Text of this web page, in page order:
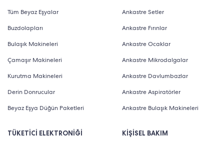
Tüm Beyaz Eşyalar
Buzdolapları
Bulaşık Makineleri
Çamaşır Makineleri
Kurutma Makineleri
Derin Donrucular
Beyaz Eşya Düğün Paketleri
TÜKETİCİ ELEKTRONİĞİ
Ankastre Setler
Ankastre Fırınlar
Ankastre Ocaklar
Ankastre Mikrodalgalar
Ankastre Davlumbazlar
Ankastre Aspiratörler
Ankastre Bulaşık Makineleri
KİŞİSEL BAKIM